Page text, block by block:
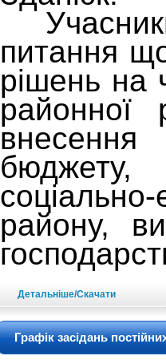
питання
рішень на
району,
Детальніше/Скачати
Графік засідань